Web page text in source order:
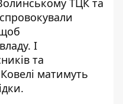
ТЦК та
І
та
матимуть